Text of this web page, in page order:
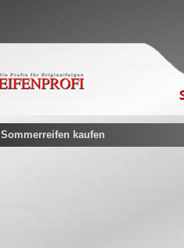
Sommerreifen kaufen